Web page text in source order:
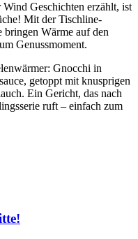
Geschichten erzählt, ist
Mit der Tischline-
bringen Wärme auf den
Genussmoment.
Gnocchi in
getoppt mit knusprigen
Ein Gericht, das nach
ruft – einfach zum